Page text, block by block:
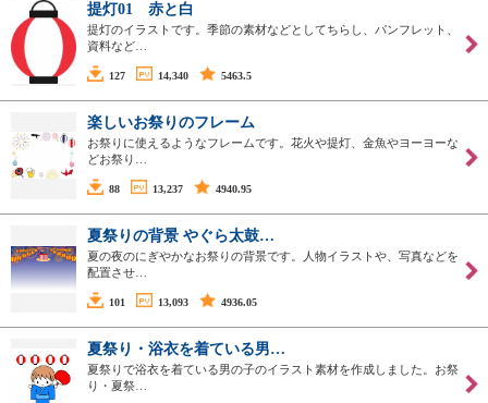
提灯01 赤と白
提灯のイラストです。季節の素材などとしてちらし、パンフレット、
資料など…
127 14,340 5463.5
楽しいお祭りのフレーム
お祭りに使えるようなフレームです。花火や提灯、金魚やヨーヨーな
どお祭り…
88 13,237 4940.95
夏祭りの背景 やぐら太鼓…
夏の夜のにぎやかなお祭りの背景です。人物イラストや、写真などを
配置させ…
101 13,093 4936.05
夏祭り・浴衣を着ている男…
夏祭りで浴衣を着ている男の子のイラスト素材を作成しました。お祭
り・夏祭…